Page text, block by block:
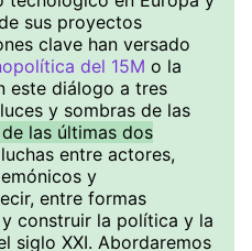
sus proyectos
clave han versado
del 15M o la
este diálogo a tres
y sombras de las
las últimas dos
entre actores,
y
entre formas
construir la política y la
siglo XXI. Abordaremos